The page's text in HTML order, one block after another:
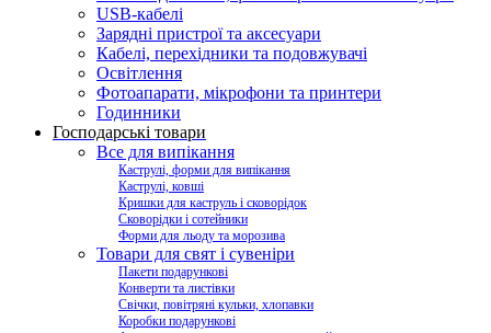
USB-кабелі
Зарядні пристрої та аксесуари
Кабелі, перехідники та подовжувачі
Освітлення
Фотоапарати, мікрофони та принтери
Годинники
Господарські товари
Все для випікання
Каструлі, форми для випікання
Каструлі, ковші
Кришки для каструль і сковорідок
Сковорідки і сотейники
Форми для льоду та морозива
Товари для свят і сувеніри
Пакети подарункові
Конверти та листівки
Свічки, повітряні кульки, хлопавки
Коробки подарункові